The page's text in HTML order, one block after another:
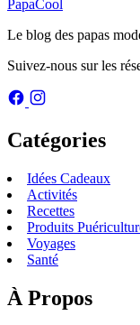
PapaCool
Le blog des papas
Suivez-nous sur les
Catégories
Idées Cadeaux
Activités
Recettes
Produits
Voyages
Santé
À Propos